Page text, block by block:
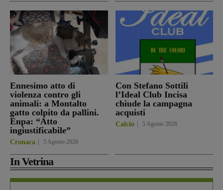
Ennesimo atto di
violenza contro gli
animali: a Montalto
gatto colpito da pallini.
Enpa: “Atto
ingiustificabile”
Cronaca 5 Agosto 2026
Con Stefano Sottili
l’Ideal Club Incisa
chiude la campagna
acquisti
Calcio 5 Agosto 2026
In Vetrina